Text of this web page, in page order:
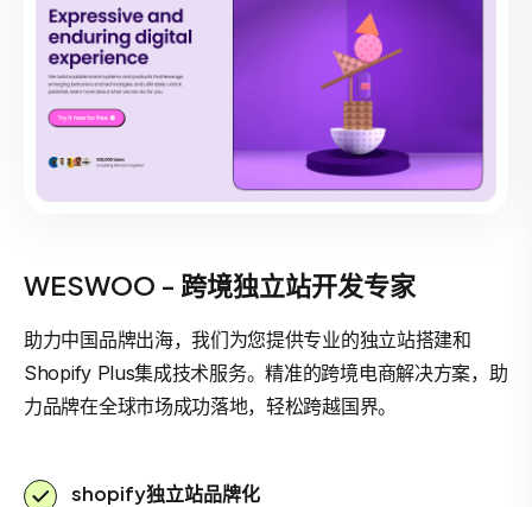
WESWOO - 跨境独立站开发专家
助力中国品牌出海，我们为您提供专业的独立站搭建和
Shopify Plus集成技术服务。精准的跨境电商解决方案，助
力品牌在全球市场成功落地，轻松跨越国界。
shopify独立站品牌化